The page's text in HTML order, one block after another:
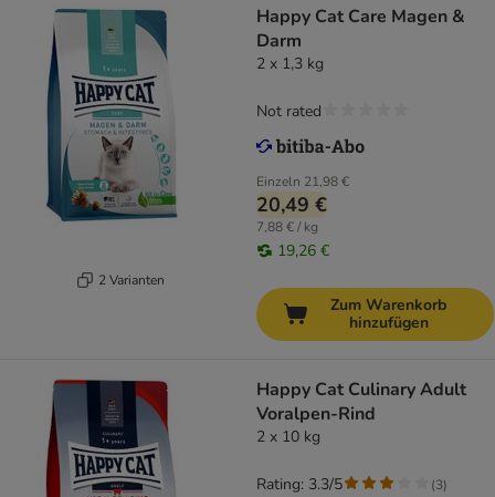
2 Varianten
Happy Cat Care Magen &
Darm
2 x 1,3 kg
Einzeln 21,98 €
20,49 €
7,88 € / kg
19,26 €
Not rated
Zum Warenkorb
hinzufügen
Happy Cat Culinary Adult
Voralpen-Rind
2 x 10 kg
Rating: 3.3/5 (3)